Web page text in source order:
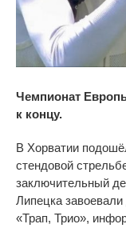
Чемпионат
к концу.
В Хорватии
стендовой
заключительный
Липецка
«Трап, Трио»,